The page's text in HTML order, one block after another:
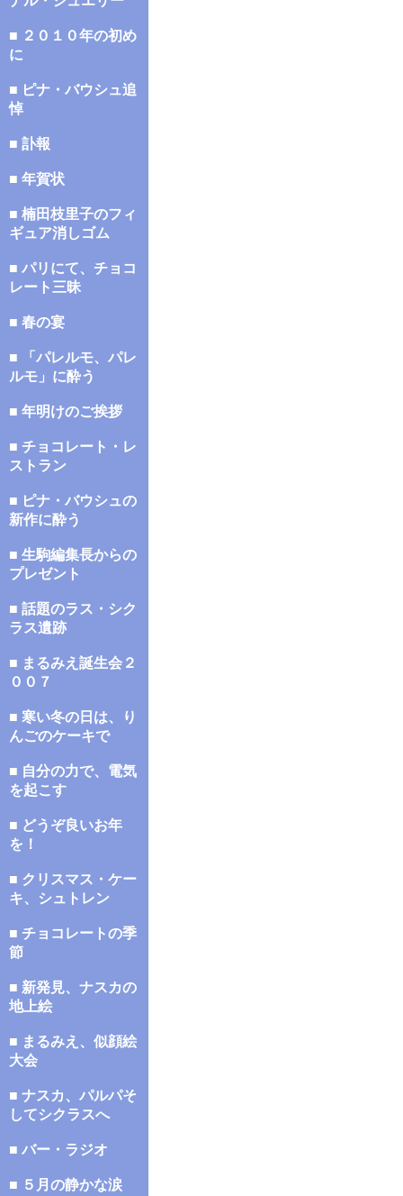
■ ２０１０年の初め
に
■ ピナ・バウシュ追
悼
■ 訃報
■ 年賀状
■ 楠田枝里子のフィ
ギュア消しゴム
■ パリにて、チョコ
レート三昧
■ 春の宴
■ 「パレルモ、パレ
ルモ」に酔う
■ 年明けのご挨拶
■ チョコレート・レ
ストラン
■ ピナ・バウシュの
新作に酔う
■ 生駒編集長からの
プレゼント
■ 話題のラス・シク
ラス遺跡
■ まるみえ誕生会２
００７
■ 寒い冬の日は、り
んごのケーキで
■ 自分の力で、電気
を起こす
■ どうぞ良いお年
を！
■ クリスマス・ケー
キ、シュトレン
■ チョコレートの季
節
■ 新発見、ナスカの
地上絵
■ まるみえ、似顔絵
大会
■ ナスカ、パルパそ
してシクラスへ
■ バー・ラジオ
■ ５月の静かな涙